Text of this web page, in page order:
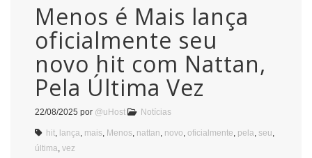
Menos é Mais lança
oficialmente seu
novo hit com Nattan,
Pela Última Vez
22/08/2025 por @uHost Notícias
hit lança mais Menos nattan novo oficialmente pela seu
última vez